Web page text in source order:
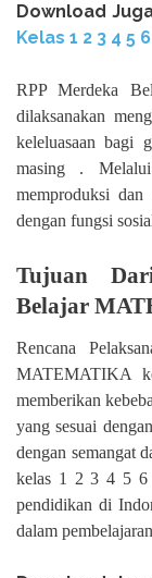
Download
Kelas 1 2 3 4 5 6
RPP Merdeka
dilaksanakan
keleluasaan bagi
masing .
memproduksi dan
dengan fungsi
Tujuan
Belajar
Rencana
MATEMATIKA
memberikan
yang sesuai
dengan semangat
kelas 1 2 3 4 5 6
pendidikan di
dalam